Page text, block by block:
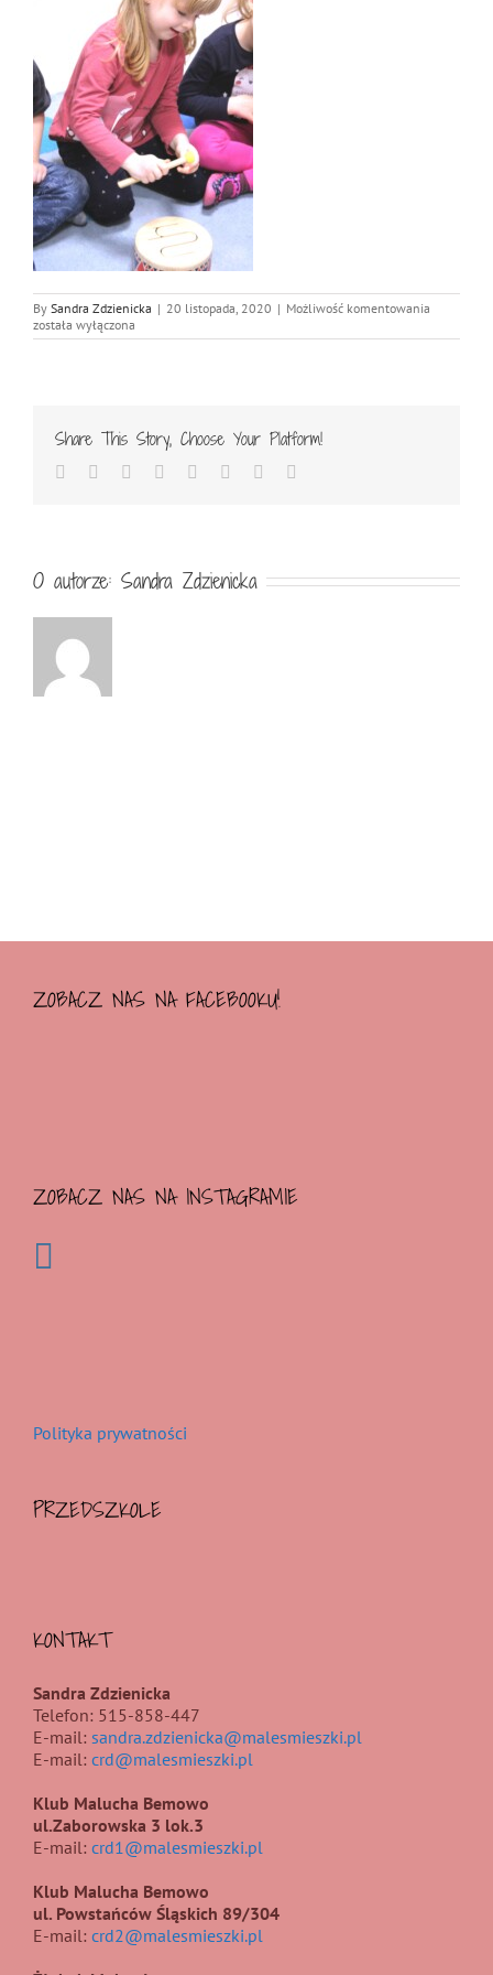
By Sandra Zdzienicka | 20 listopada, 2020 | Możliwość komentowania
została wyłączona
Share This Story, Choose Your Platform!
Facebook
TwitterReddit LinkedIn
TumblrPinterest
O autorze: Sandra Zdzienicka
ZOBACZ NAS NA FACEBOOKU!
ZOBACZ NAS NA INSTAGRAMIE
Polityka prywatności
PRZEDSZKOLE
KONTAKT
Sandra Zdzienicka
Telefon: 515-858-447
E-mail: sandra.zdzienicka@malesmieszki.pl
E-mail: crd@malesmieszki.pl
Klub Malucha Bemowo
ul.Zaborowska 3 lok.3
E-mail: crd1@malesmieszki.pl
Klub Malucha Bemowo
ul. Powstańców Śląskich 89/304
E-mail: crd2@malesmieszki.pl